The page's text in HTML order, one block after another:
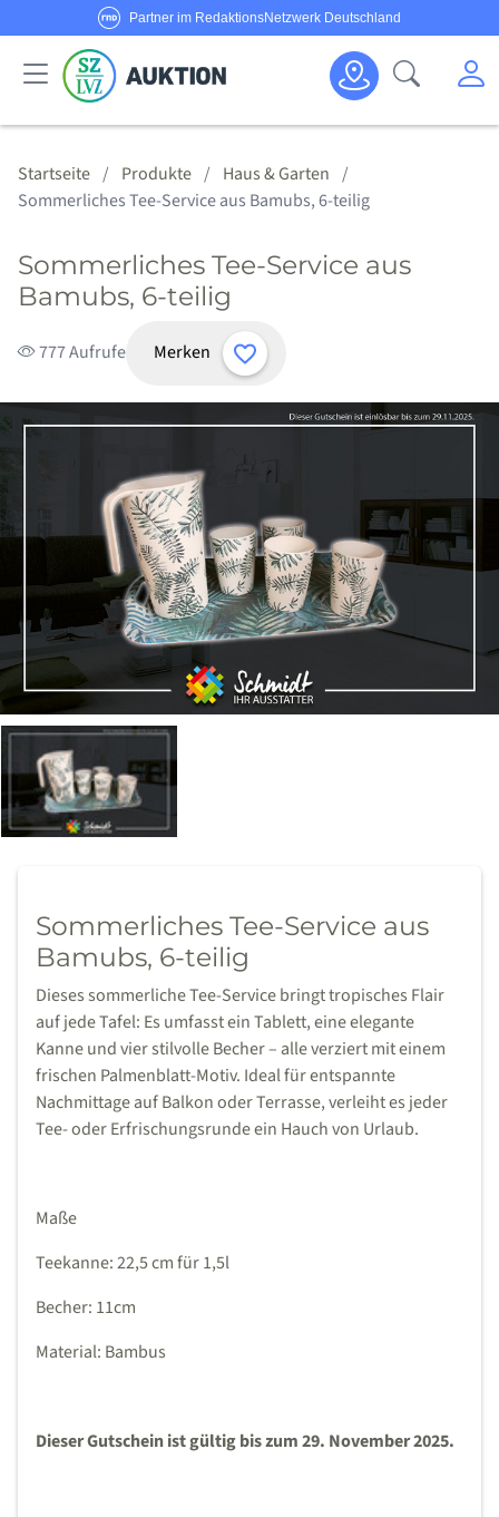
Partner im RedaktionsNetzwerk Deutschland
Sie haben Fragen oder möchten Anbieter werden?
Senden Sie uns eine
oder rufen Sie uns an!
Suche
Kategorien
Haus & Garten
Schmuck & Uhren
Körper & Seele
Sport & Freizeit
Alle Anbieter
Alle Angebote
Startseite Produkte
Haus & Garten
Sommerliches Tee-Service aus Bamubs, 6-teilig
Sommerliches Tee-Service aus
Bamubs, 6-teilig
777 Aufrufe Merken
Sommerliches Tee-Service aus
Bamubs, 6-teilig
Dieses sommerliche Tee-Service bringt tropisches Flair
auf jede Tafel: Es umfasst ein Tablett, eine elegante
Kanne und vier stilvolle Becher – alle verziert mit einem
frischen Palmenblatt-Motiv. Ideal für entspannte
Nachmittage auf Balkon oder Terrasse, verleiht es jeder
Tee- oder Erfrischungsrunde ein Hauch von Urlaub.
Maße
Teekanne: 22,5 cm für 1,5l
Becher: 11cm
Material: Bambus
Dieser Gutschein ist gültig bis zum 29. November 2025.